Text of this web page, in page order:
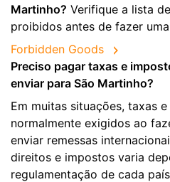
Martinho? Verifique a lista
proibidos antes de fazer
Forbidden Goods
Preciso pagar taxas e
enviar para São Martinho?
Em muitas situações, taxas
normalmente exigidos ao
enviar remessas
direitos e impostos varia
regulamentação de cada